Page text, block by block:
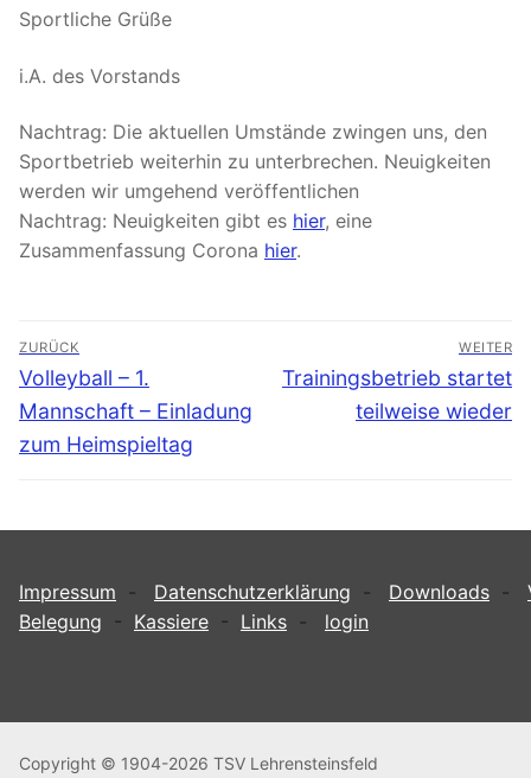
Sportliche Grüße
i.A. des Vorstands
Nachtrag: Die aktuellen Umstände zwingen uns, den
Sportbetrieb weiterhin zu unterbrechen. Neuigkeiten
werden wir umgehend veröffentlichen
Nachtrag: Neuigkeiten gibt es hier, eine
Zusammenfassung Corona hier.
Beitragsnavigation
ZURÜCK
Vorheriger
Beitrag:
Volleyball – 1.
Mannschaft – Einladung
zum Heimspieltag
WEITER
Nächster
Trainingsbetrieb startet
teilweise wieder
Impressum - Datenschutzerklärung - Downloads -
Belegung - Kassiere - Links - login
Copyright © 1904-2026 TSV Lehrensteinsfeld